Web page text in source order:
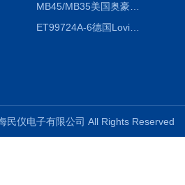
MB45/MB35美国奥豪斯OHAUS MB45/MB35卤素红外水分测定仪
ET99724A-6德国Lovibond ET99724A-6微电脑BOD测定仪
民仪电子有限公司 All Rights